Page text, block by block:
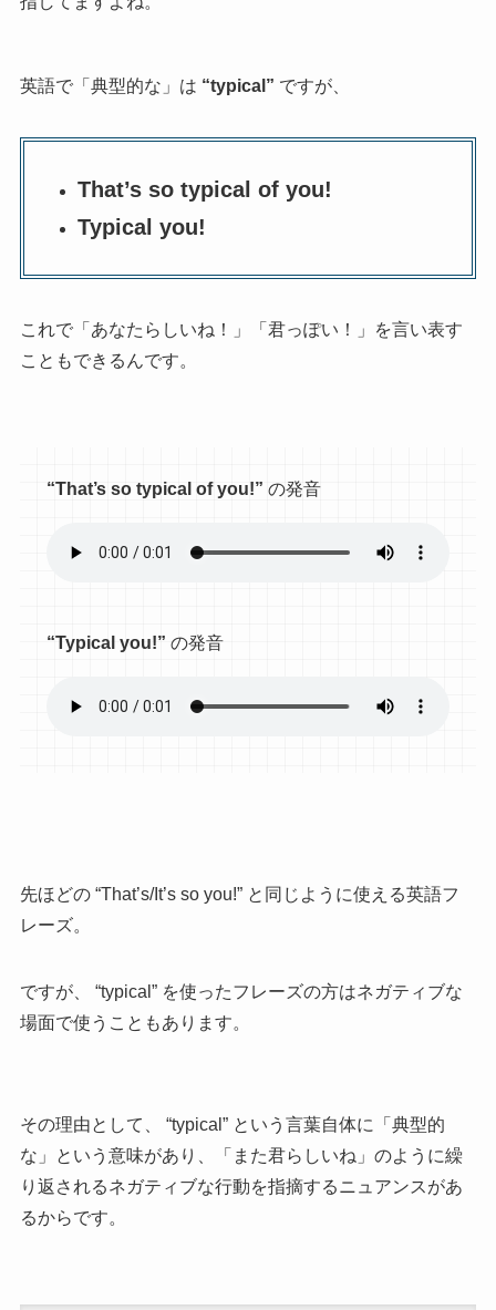
英語で「典型的な」は “typical” ですが、
That’s so typical of you!
Typical you!
これで「あなたらしいね！」「君っぽい！」を言い表す
こともできるんです。
“That’s so typical of you!” の発音
“Typical you!” の発音
先ほどの “That’s/It’s so you!” と同じように使える英語フ
レーズ。
ですが、 “typical” を使ったフレーズの方はネガティブな
場面で使うこともあります。
その理由として、 “typical” という言葉自体に「典型的
な」という意味があり、「また君らしいね」のように繰
り返されるネガティブな行動を指摘するニュアンスがあ
るからです。